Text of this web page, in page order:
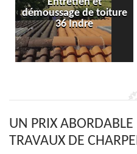
démoussage de toiture
36 Indre
UN PRIX ABORDABLE
TRAVAUX DE